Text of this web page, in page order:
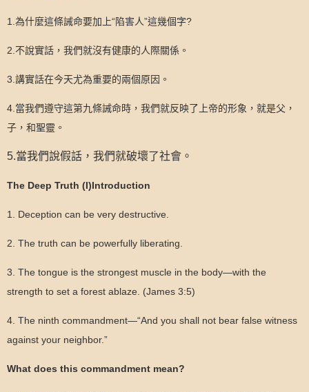
1. 為什麼這條誡命要加上“陷害人”這幾個字?
2. 不說實話，我們就沒有健康的人際關係。
3. 講實話在今天尤為重要的兩個原因。
4. 當我們遵守這第九條誡命時，我們就反映了上帝的形象，就是父，
子，和聖靈。
5.當我們說假話，我們就破壞了社會。
The Deep Truth (I)Introduction
1. Deception can be very destructive.
2. The truth can be powerfully liberating.
3. The tongue is the strongest muscle in the body—with the
strength to set a forest ablaze. (James 3:5)
4. The ninth commandment—“And you shall not bear false witness
against your neighbor.”
What does this commandment mean?